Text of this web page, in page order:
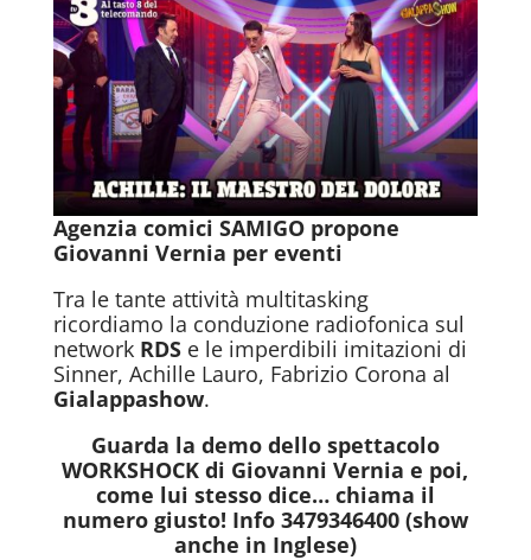
Agenzia comici SAMIGO propone
Giovanni Vernia per eventi
Tra le tante attività multitasking
ricordiamo la conduzione radiofonica sul
network RDSe le imperdibili imitazioni di
Sinner, Achille Lauro, Fabrizio Corona al
Gialappashow.
Guarda la demo dello spettacolo
WORKSHOCK di Giovanni Vernia e poi,
come lui stesso dice… chiama il
numero giusto! Info 3479346400 (show
anche in Inglese)